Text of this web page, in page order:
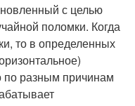
с целью
поломки. Когда
то в определенных
по разным причинам